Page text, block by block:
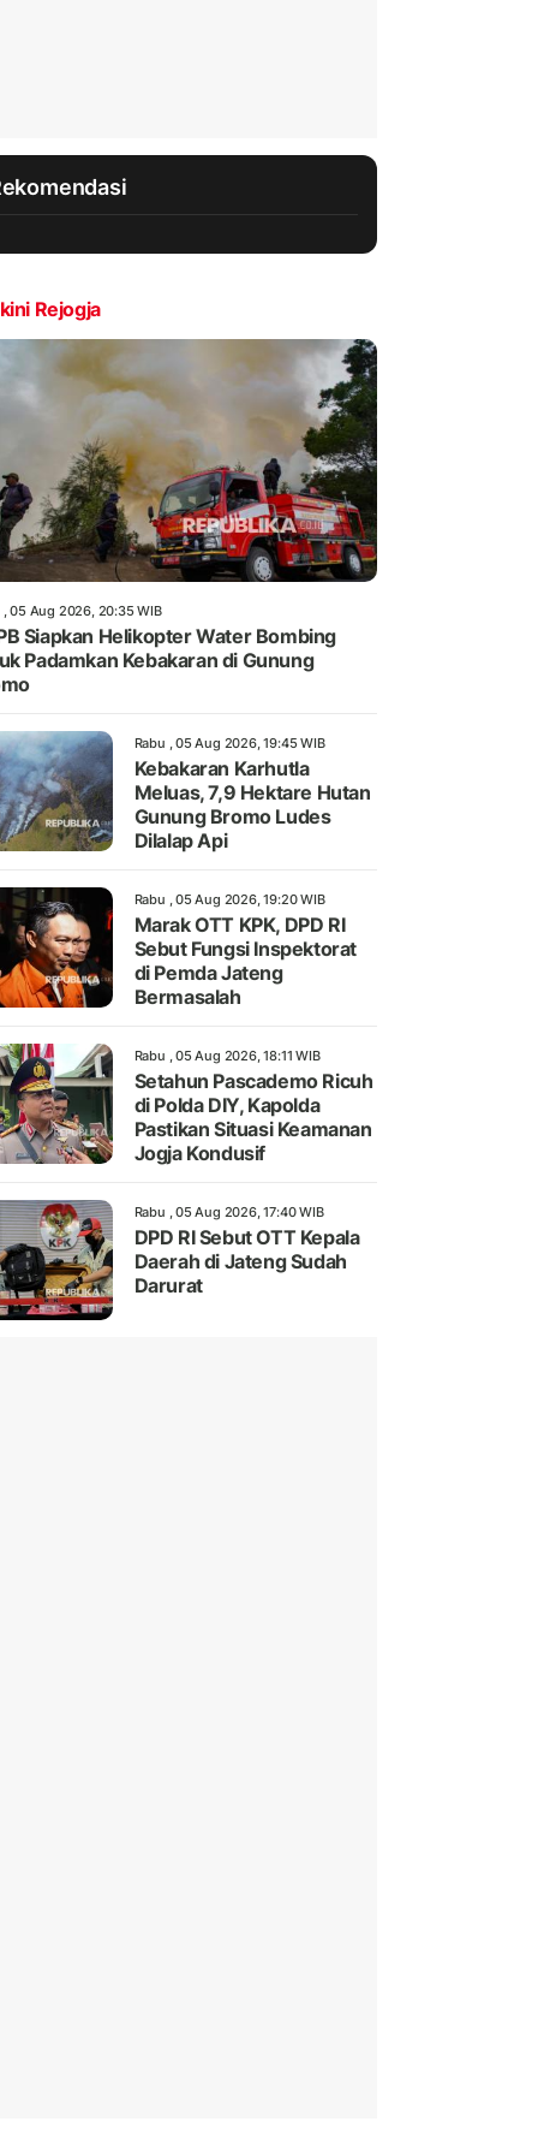
Rejogja
, 05 Aug 2026, 20:35 WIB
Siapkan Helikopter Water Bombing
Padamkan Kebakaran di Gunung
Rabu , 05 Aug 2026, 19:45 WIB
Kebakaran Karhutla
Meluas, 7,9 Hektare Hutan
Gunung Bromo Ludes
Dilalap Api
Rabu , 05 Aug 2026, 19:20 WIB
Marak OTT KPK, DPD RI
Sebut Fungsi Inspektorat
di Pemda Jateng
Bermasalah
Rabu , 05 Aug 2026, 18:11 WIB
Setahun Pascademo Ricuh
di Polda DIY, Kapolda
Pastikan Situasi Keamanan
Jogja Kondusif
Rabu , 05 Aug 2026, 17:40 WIB
DPD RI Sebut OTT Kepala
Daerah di Jateng Sudah
Darurat